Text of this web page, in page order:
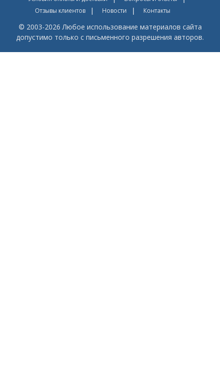
Отзывы клиентов
Новости Контакты
© 2003-2026 Любое использование материалов сайта
допустимо только с письменного разрешения авторов.